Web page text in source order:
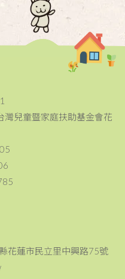
灣兒童暨家庭扶助基金會花
花蓮市民立里中興路75號